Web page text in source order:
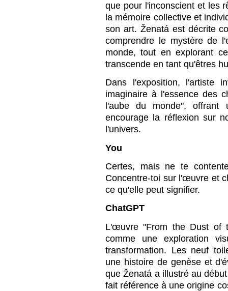
que pour l'inconscient et les
la mémoire collective et
son art. Ženatá est décrite
comprendre le mystère de
monde, tout en explorant
transcende en tant qu'êtres
Dans l'exposition, l'artiste
imaginaire à l'essence des
l'aube du monde", offrant
encourage la réflexion sur
l'univers.
You
Certes, mais ne te
Concentre-toi sur l'œuvre et
ce qu'elle peut signifier.
ChatGPT
L'œuvre "From the Dust of
comme une exploration
transformation. Les neuf
une histoire de genèse et
que Ženatá a illustré au
fait référence à une origine